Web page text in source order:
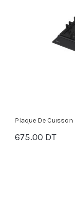
Plaque De Cuisson
675.00 DT
PANIER